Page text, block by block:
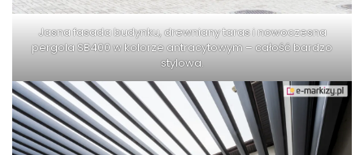
Jasna fasada budynku, drewniany taras i nowoczesna
pergola SB400 w kolorze antracytowym – całość bardzo
stylowa.